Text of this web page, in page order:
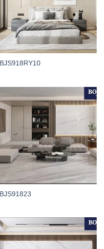
BJS918RY10
BJS91823